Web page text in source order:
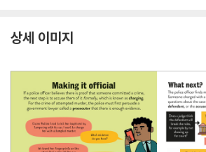
상세 이미지